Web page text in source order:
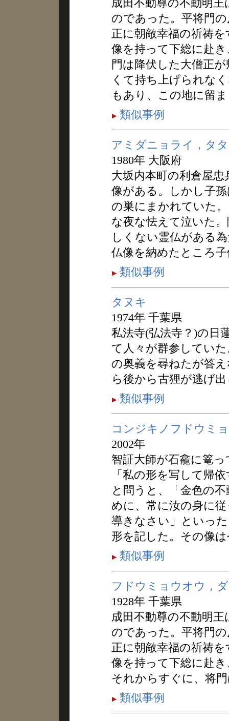
成田不動尊の不動明
のであった。平将門
正に朝敵幸福の祈祷
像を持って下総に赴
門は降伏した大僧正
くて持ち上げられな
もあり、この地に留
類似事例
アミダニョライ，タ
1980年 大阪府
大坂内本町の利倉屋
像がある。しかし子
の巣にまかれていた
な夜な怯えて泣いた
しくない霊仏がある
仏像を納めたところ
類似事例
タヌキ
1974年 千葉県
私法寺(弘法寺？)の日
て人々が群参してい
の奥義を尋ねたが答
ら後から古狸が逃げ
類似事例
コンジキノフドウミ
2002年
智証大師が石龕に篭
「私の形を写して帰
と問うと、「金色の
めに、常に汝の身に
導きなさい」といっ
形を記した。その像
類似事例
フドウミョウオウ，
1928年 千葉県
成田不動尊の不動明
のであった。平将門
正に朝敵幸福の祈祷
像を持って下総に赴
それからすぐに、将
類似事例